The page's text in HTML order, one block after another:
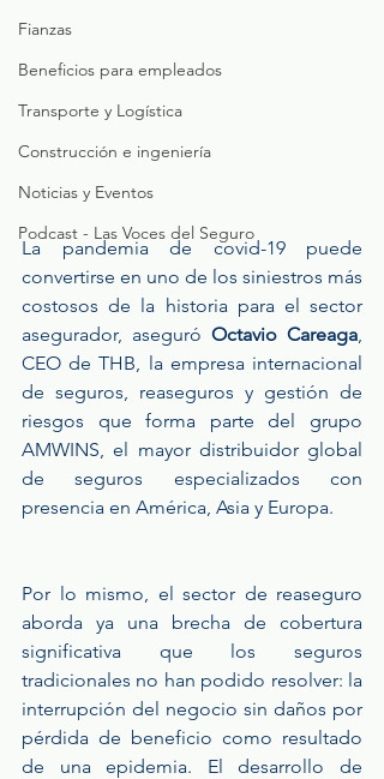
Fianzas
Beneficios para empleados
Transporte y Logística
Construcción e ingeniería
Noticias y Eventos
Podcast - Las Voces del Seguro
La pandemia de covid-19 puede
convertirse en uno de los siniestros más
costosos de la historia para el sector
asegurador, aseguró Octavio Careaga,
CEO de THB, la empresa internacional
de seguros, reaseguros y gestión de
riesgos que forma parte del grupo
AMWINS, el mayor distribuidor global
de seguros especializados con
presencia en América, Asia y Europa.
Por lo mismo, el sector de reaseguro
aborda ya una brecha de cobertura
significativa que los seguros
tradicionales no han podido resolver: la
interrupción del negocio sin daños por
pérdida de beneficio como resultado
de una epidemia. El desarrollo de